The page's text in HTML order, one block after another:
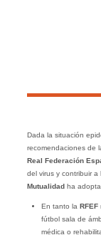
Dada la situación
recomendaciones de
Real Federación
del virus y contribuir
Mutualidad ha
En tanto la RFEF
fútbol sala de
médica o